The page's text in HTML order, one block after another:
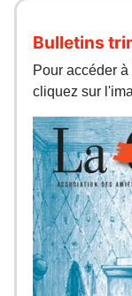
Bulletins
Pour accéder
cliquez sur